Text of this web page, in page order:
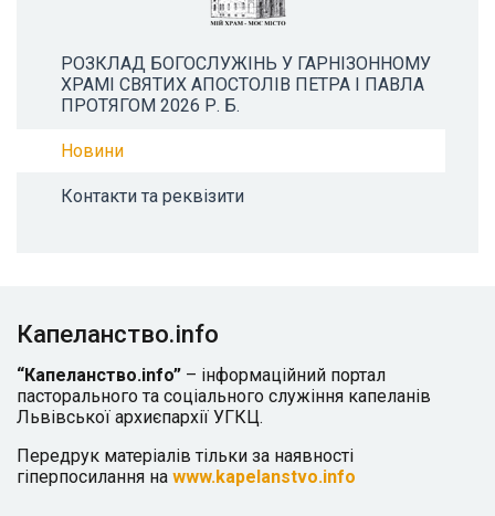
РОЗКЛАД БОГОСЛУЖІНЬ У ГАРНІЗОННОМУ
ХРАМІ СВЯТИХ АПОСТОЛІВ ПЕТРА І ПАВЛА
ПРОТЯГОМ 2026 Р. Б.
Новини
Контакти та реквізити
Капеланство.info
“Капеланство.info” – інформаційний портал
пасторального та соціального служіння капеланів
Львівської архиєпархії УГКЦ.
Передрук матеріалів тільки за наявності
гіперпосилання на www.kapelanstvo.info